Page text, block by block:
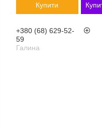
Купити
+380 (68) 629-52-
59
Галина